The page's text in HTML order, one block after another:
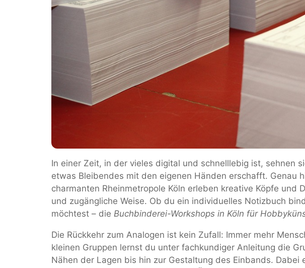
In einer Zeit, in der vieles digital und schnelllebig ist, sehnen
etwas Bleibendes mit den eigenen Händen erschafft. Genau
charmanten Rheinmetropole Köln erleben kreative Köpfe
und zugängliche Weise. Ob du ein individuelles Notizbuch
möchtest – die Buchbinderei-Workshops in Köln für
Die Rückkehr zum Analogen ist kein Zufall: Immer mehr
kleinen Gruppen lernst du unter fachkundiger Anleitung die
Nähen der Lagen bis hin zur Gestaltung des Einbands.